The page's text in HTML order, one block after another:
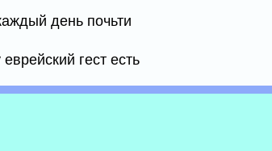
день почьти
гест есть